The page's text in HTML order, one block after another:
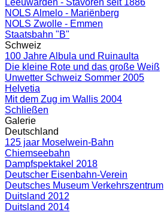
Leeuwarden - Stavoren seit 1886
NOLS Almelo - Mariënberg
NOLS Zwolle - Emmen
Staatsbahn "B"
Schweiz
100 Jahre Albula und Ruinaulta
Die kleine Rote und das große Weiß
Unwetter Schweiz Sommer 2005
Helvetia
Mit dem Zug im Wallis 2004
Schließen
Galerie
Deutschland
125 jaar Moselwein-Bahn
Chiemseebahn
Dampfspektakel 2018
Deutscher Eisenbahn-Verein
Deutsches Museum Verkehrszentrum
Duitsland 2012
Duitsland 2014